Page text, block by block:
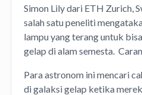
Simon Lily dari ETH Zurich,
salah satu peneliti
lampu yang terang untuk
gelap di alam semesta.
Para astronom ini mencari
di galaksi gelap ketika